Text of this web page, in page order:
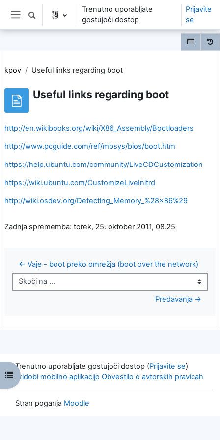
Preskoči na glavno vsebino
Stransko polje
Preklopi iskalni vnos
Trenutno uporabljate
gostujoči dostop
Prijavite
se
Odpri kazalo predmeta
kpov Useful links regarding boot
Useful links regarding boot
http://en.wikibooks.org/wiki/X86_Assembly/Bootloaders
http://www.pcguide.com/ref/mbsys/bios/boot.htm
https://help.ubuntu.com/community/LiveCDCustomization
https://wiki.ubuntu.com/CustomizeLiveInitrd
http://wiki.osdev.org/Detecting_Memory_%28x86%29
Zadnja sprememba: torek, 25. oktober 2011, 08.25
← Vaje - boot preko omrežja (boot over the network)
Skoči na ...
Predavanja →
Trenutno uporabljate gostujoči dostop (Prijavite se)
Pridobi mobilno aplikacijo Obvestilo o avtorskih pravicah
Stran poganja Moodle